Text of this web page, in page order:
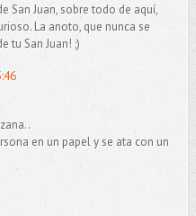
San Juan, sobre todo de aquí,
La anoto, que nunca se
tu San Juan! ;)
en un papel y se ata con un